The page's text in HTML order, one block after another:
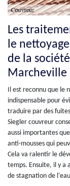
Les
le
de la
Marcheville
Il est reconnu que le
indispensable pour
traduire par des
Siegler couvreur
aussi importantes
anti-mousses qui
Cela va ralentir le
temps. Ensuite, il y a
de stagnation de